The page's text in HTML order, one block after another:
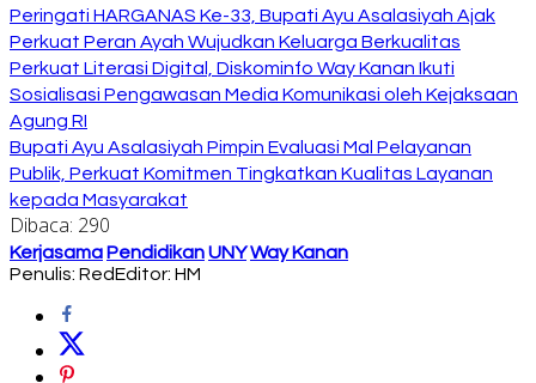
Peringati HARGANAS Ke-33, Bupati Ayu Asalasiyah Ajak
Perkuat Peran Ayah Wujudkan Keluarga Berkualitas
Perkuat Literasi Digital, Diskominfo Way Kanan Ikuti
Sosialisasi Pengawasan Media Komunikasi oleh Kejaksaan
Agung RI
Bupati Ayu Asalasiyah Pimpin Evaluasi Mal Pelayanan
Publik, Perkuat Komitmen Tingkatkan Kualitas Layanan
kepada Masyarakat
Dibaca: 290
Kerjasama PendidikanUNYWay Kanan
Penulis: RedEditor: HM